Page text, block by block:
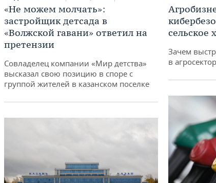
«Не можем молчать»:
застройщик детсада в
«Волжской гавани» ответил на
претензии
Совладелец компании «Мир детства»
высказал свою позицию в споре с
группой жителей в казанском поселке
сельское
Зачем
в